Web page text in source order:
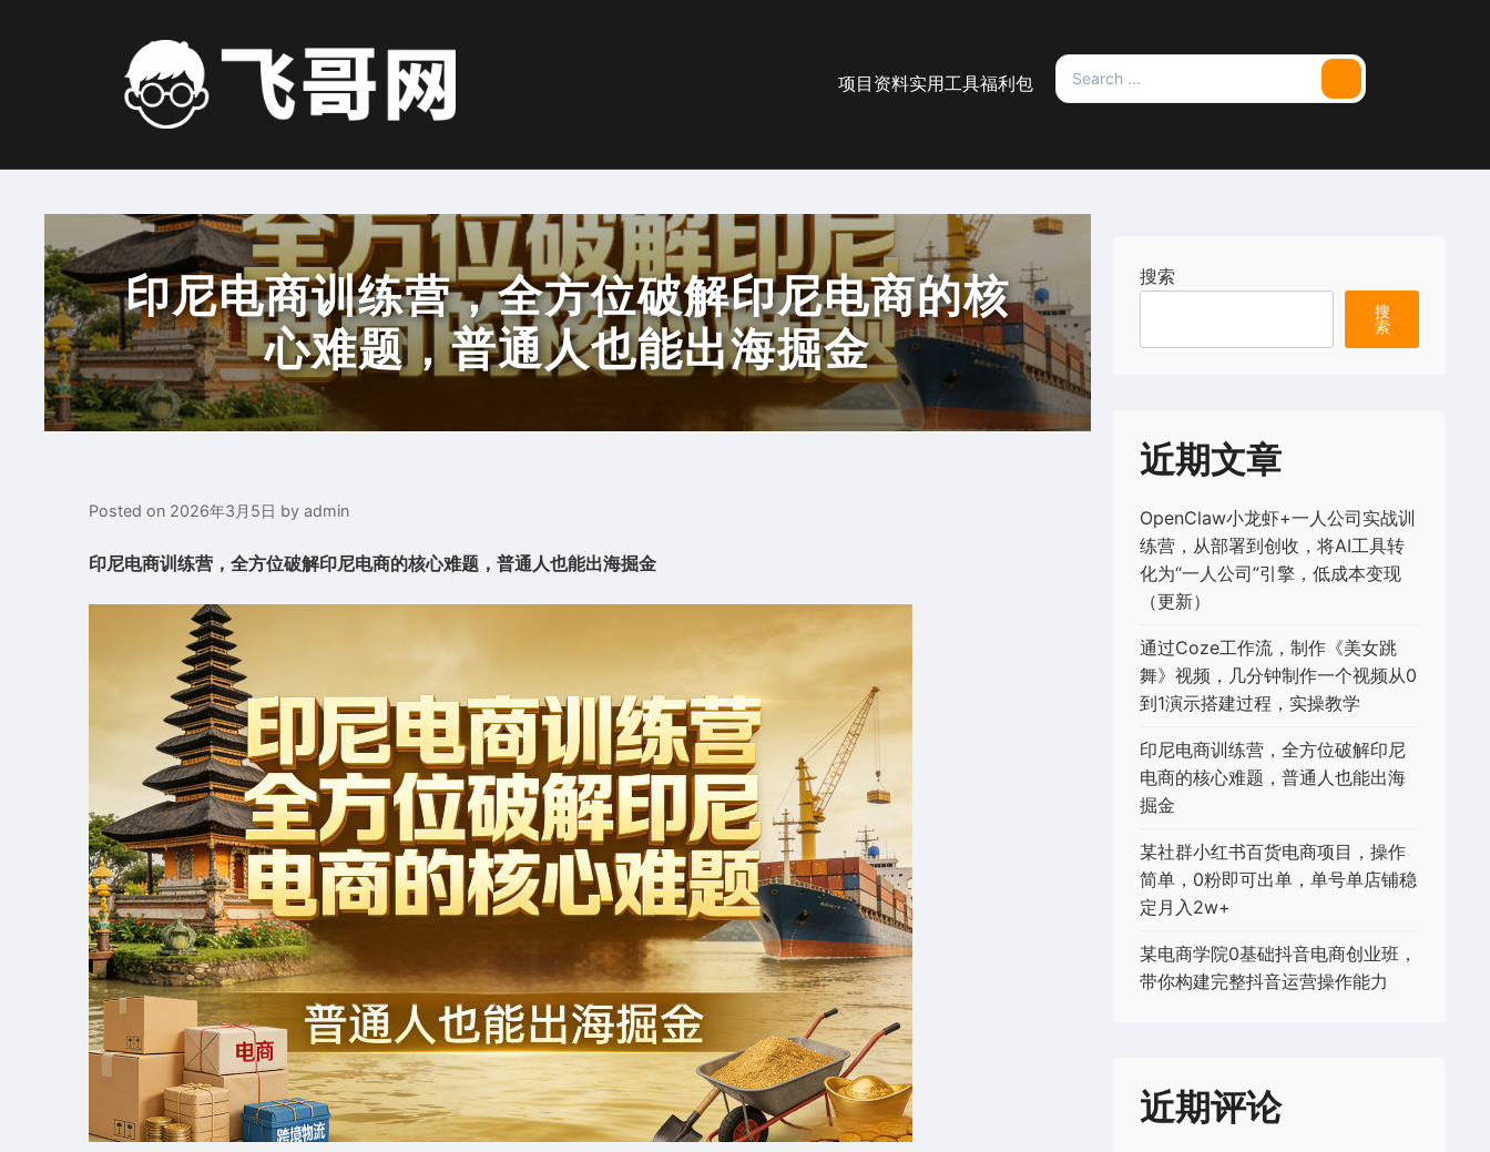
项目资料实用工具福利包
Search
for:
Search
印尼电商训练营，全方位破解印尼电商的核
心难题，普通人也能出海掘金
Posted on 2026年3月5日 by admin
印尼电商训练营，全方位破解印尼电商的核心难题，普通人也能出海掘金
搜索
搜
索
近期文章
OpenClaw小龙虾+一人公司实战训
练营，从部署到创收，将AI工具转
化为“一人公司”引擎，低成本变现
（更新）
通过Coze工作流，制作《美女跳
舞》视频，几分钟制作一个视频从0
到1演示搭建过程，实操教学
印尼电商训练营，全方位破解印尼
电商的核心难题，普通人也能出海
掘金
某社群小红书百货电商项目，操作
简单，0粉即可出单，单号单店铺稳
定月入2w+
某电商学院0基础抖音电商创业班，
带你构建完整抖音运营操作能力
近期评论